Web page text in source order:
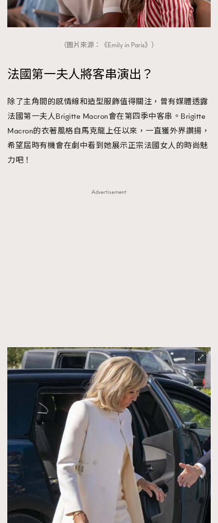
TRENDING
EmpowerF
FashionWeek FigaroAesthetic
（圖片來源：《Emily in Paris》）
法國第一夫人將客串演出？
除了主角間的感情線和造型服飾值得關注，曾有媒體透露
法國第一夫人Brigitte Macron會在第四季中客串。Brigitte
Macron的衣著風格自馬克龍上任以來，一直獲外界讚揚，
希望屆時有機會在劇中看到她展示正宗法國女人的時尚魅
力吧！
Advertisement